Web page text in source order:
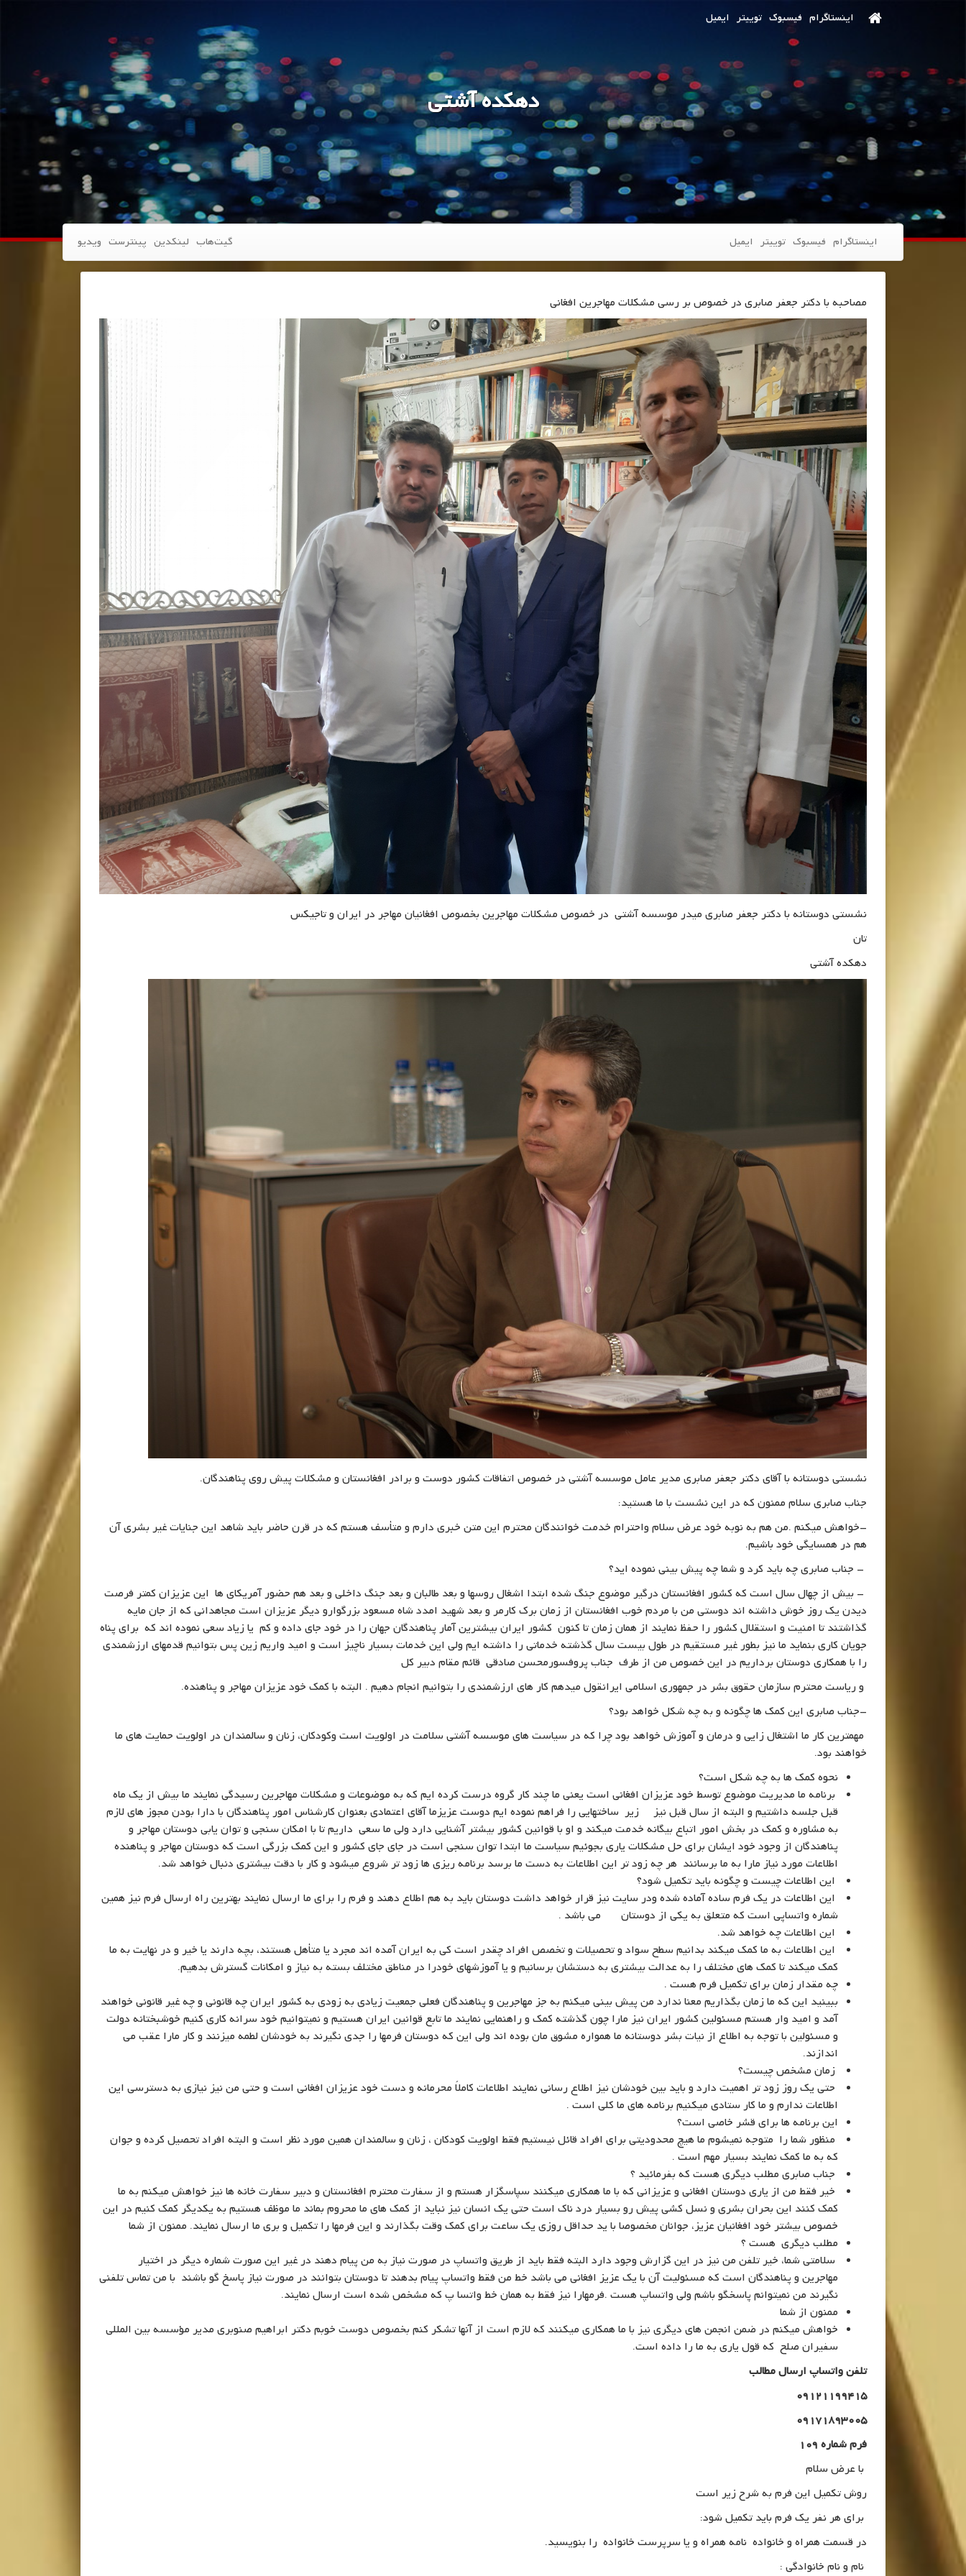
اینستاگرام فیسبوک توییتر ایمیل
دهکده آشتی
اینستاگرام فیسبوک توییتر ایمیل گیت‌هاب لینکدین پینترست ویدیو
مصاحبه با دکتر جعفر صابری در خصوص بر رسی مشکلات مهاجرین افغانی
نشستی دوستانه با دکتر جعفر صابری میدر موسسه آشتی در خصوص مشکلات مهاجرین بخصوص افغانیان مهاجر در ایران و تاجیکس
تان
دهکده آشتی
نشستی دوستانه با آقای دکتر جعفر صابری مدیر عامل موسسه آشتی در خصوص اتفاقات کشور دوست و برادر افغانستان و مشکلات پیش روی پناهندگان.
جناب صابری سلام ممنون که در این نشست با ما هستید:
-خواهش میکنم .من هم به نوبه خود عرض سلام واحترام خدمت خوانندگان محترم این متن خبری دارم و متأسف هستم که در قرن حاضر باید شاهد این جنایات غیر بشری آن
هم در همسایگی خود باشیم.
– جناب صابری چه باید کرد و شما چه پیش بینی نموده اید؟
– بیش از چهال سال است که کشور افغانستان درگیر موضوع جنگ شده ابتدا اشغال روسها و بعد طالبان و بعد جنگ داخلی و بعد هم حضور آمریکای ها این عزیزان کمتر فرصت
دیدن یک روز خوش داشته اند دوستی من با مردم خوب افغانستان از زمان برک کارمر و بعد شهید امدد شاه مسعود بزرگوارو دیگر عزیزان است مجاهدانی که از جان مایه
گذاشتند تا امنیت و استقلال کشور را حفظ نمایند از همان زمان تا کنون کشور ایران بیشترین آمار پناهندگان جهان را در خود جای داده و کم یا زیاد سعی نموده اند که برای پناه
جویان کاری بنماید ما نیز بطور غیر مستقیم در طول بیست سال گذشته خدماتی را داشته ایم ولی این خدمات بسیار ناچیز است و امید واریم زین پس بتوانیم قدمهای ارزشمندی
را با همکاری دوستان برداریم در این خصوص من از طرف جناب پروفسورمحسن صادقی قائم مقام دبیر کل
و ریاست محترم سازمان حقوق بشر در جمهوری اسلامی ایرانقول میدهم کار های ارزشمندی را بتوانیم انجام دهیم . البته با کمک خود عزیزان مهاجر و پناهنده.
-جناب صابری این کمک ها چگونه و به چه شکل خواهد بود؟
مهمترین کار ما اشتغال زایی و درمان و آموزش خواهد بود چرا که در سیاست های موسسه آشتی سلامت در اولویت است وکودکان، زنان و سالمندان در اولویت حمایت های ما
خواهند بود.
نحوه کمک ها به چه شکل است؟
برنامه ما مدیریت موضوع توسط خود عزیزان افغانی است یعنی ما چند کار گروه درست کرده ایم که به موضوعات و مشکلات مهاجرین رسیدگی نمایند ما بیش از یک ماه
قبل جلسه داشتیم و البته از سال قبل نیز زیر ساختهایی را فراهم نموده ایم دوست عزیزما آقای اعتمادی بعنوان کارشناس امور پناهندگان با دارا بودن مجوز های لازم
به مشاوره و کمک در بخش امور اتباع بیگانه خدمت میکند و او با قوانین کشور بیشتر آشنایی دارد ولی ما سعی داریم تا با امکان سنجی و توان یابی دوستان مهاجر و
پناهندگان از وجود خود ایشان برای حل مشکلات یاری بجوئیم سیاست ما ابتدا توان سنجی است در جای جای کشور و این کمک بزرگی است که دوستان مهاجر و پناهنده
اطلاعات مورد نیاز مارا به ما برسانند هر چه زود تر این اطلاعات به دست ما برسد برنامه ریزی ها زود تر شروع میشود و کار با دقت بیشتری دنبال خواهد شد.
این اطلاعات چیست و چگونه باید تکمیل شود؟
این اطلاعات در یک فرم ساده آماده شده ودر سایت نیز قرار خواهد داشت دوستان باید به هم اطلاع دهند و فرم را برای ما ارسال نمایند بهترین راه ارسال فرم نیز همین
شماره واتساپی است که متعلق به یکی از دوستان می باشد .
این اطلاعات چه خواهد شد.
این اطلاعات به ما کمک میکند بدانیم سطح سواد و تحصیلات و تخصص افراد چقدر است کی به ایران آمده اند مجرد یا متأهل هستند، بچه دارند یا خیر و در نهایت به ما
کمک میکند تا کمک های مختلف را به عدالت بیشتری به دستشان برسانیم و یا آموزشهای خودرا در مناطق مختلف بسته به نیاز و امکانات گسترش بدهیم.
چه مقدار زمان برای تکمیل فرم هست .
ببینید این که ما زمان بگذاریم معنا ندارد من پیش بینی میکنم به جز مهاجرین و پناهندگان فعلی جمعیت زیادی به زودی به کشور ایران چه قانونی و چه غیر قانونی خواهند
آمد و امید وار هستم مسئولین کشور ایران نیز مارا چون گذشته کمک و راهنمایی نمایند ما تابع قوانین ایران هستیم و نمیتوانیم خود سرانه کاری کنیم خوشبختانه دولت
و مسئولین با توجه به اطلاع از نیات بشر دوستانه ما همواره مشوق مان بوده اند ولی این که دوستان فرمها را جدی نگیرند به خودشان لطمه میزنند و کار مارا عقب می
اندازند.
زمان مشخص چیست؟
حتی یک روز زود تر اهمیت دارد و باید بین خودشان نیز اطلاع رسانی نمایند اطلاعات کاملاً محرمانه و دست خود عزیزان افغانی است و حتی من نیز نیازی به دسترسی این
اطلاعات ندارم و ما کار ستادی میکنیم برنامه های ما کلی است .
این برنامه ها برای قشر خاصی است؟
منظور شما را متوجه نمیشوم ما هیچ محدودیتی برای افراد قائل نیستیم فقط اولویت کودکان ، زنان و سالمندان همین مورد نظر است و البته افراد تحصیل کرده و جوان
که به ما کمک نمایند بسیار مهم است .
جناب صابری مطلب دیگری هست که بفرمائید ؟
خیر فقط من از یاری دوستان افغانی و عزیزانی که با ما همکاری میکنند سپاسگزار هستم و از سفارت محترم افغانستان و دبیر سفارت خانه ها نیز خواهش میکنم به ما
کمک کنند این بحران بشری و نسل کشی پیش رو بسیار درد ناک است حتی یک انسان نیز نباید از کمک های ما محروم بماند ما موظف هستیم به یکدیگر کمک کنیم در این
خصوص بیشتر خود افغانیان عزیز، جوانان مخصوصا با ید حداقل روزی یک ساعت برای کمک وقت بگذارند و این فرمها را تکمیل و بری ما ارسال نمایند. ممنون از شما
مطلب دیگری هست ؟
سلامتی شما، خیر تلفن من نیز در این گزارش وجود دارد البته فقط باید از طریق واتساپ در صورت نیاز به من پیام دهند در غیر این صورت شماره دیگر در اختیار
مهاجرین و پناهندگان است که مسئولیت آن با یک عزیز افغانی می باشد خط من فقط واتساپ پیام بدهند تا دوستان بتوانند در صورت نیاز پاسخ گو باشند با من تماس تلفنی
نگیرند من نمیتوانم پاسخگو باشم ولی واتساپ هست .فرمهارا نیز فقط به همان خط واتسا پ که مشخص شده است ارسال نمایند.
ممنون از شما
خواهش میکنم در ضمن انجمن های دیگری نیز با ما همکاری میکنند که لازم است از آنها تشکر کنم بخصوص دوست خوبم دکتر ابراهیم صنوبری مدیر مؤسسه بین المللی
سفیران صلح که قول یاری به ما را داده است.
تلفن واتساپ ارسال مطالب
09121199415
09171893005
فرم شماره 109
با عرض سلام
روش تکمیل این فرم به شرح زیر است
برای هر نفر یک فرم باید تکمیل شود:
در قسمت همراه و خانواده نامه همراه و یا سرپرست خانواده را بنویسید.
نام و نام خانوادگی :